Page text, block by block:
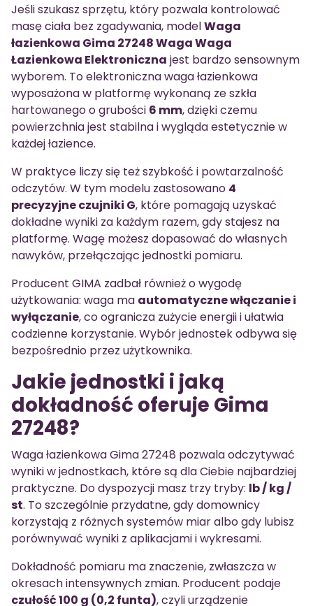
Jeśli szukasz sprzętu, który pozwala kontrolować
masę ciała bez zgadywania, modelWaga
łazienkowa Gima 27248 Waga Waga
Łazienkowa Elektroniczna jest bardzo sensownym
wyborem. To elektroniczna waga łazienkowa
wyposażona w platformę wykonaną ze szkła
hartowanego o grubości 6 mm, dzięki czemu
powierzchnia jest stabilna i wygląda estetycznie w
każdej łazience.
W praktyce liczy się też szybkość i powtarzalność
odczytów. W tym modelu zastosowano 4
precyzyjne czujniki G, które pomagają uzyskać
dokładne wyniki za każdym razem, gdy stajesz na
platformę. Wagę możesz dopasować do własnych
nawyków, przełączając jednostki pomiaru.
Producent GIMA zadbał również o wygodę
użytkowania: waga ma automatyczne włączanie i
wyłączanie, co ogranicza zużycie energii i ułatwia
codzienne korzystanie. Wybór jednostek odbywa się
bezpośrednio przez użytkownika.
Jakie jednostki i jaką
dokładność oferuje Gima
27248?
Waga łazienkowa Gima 27248 pozwala odczytywać
wyniki w jednostkach, które są dla Ciebie najbardziej
praktyczne. Do dyspozycji masz trzy tryby: lb / kg /
st. To szczególnie przydatne, gdy domownicy
korzystają z różnych systemów miar albo gdy lubisz
porównywać wyniki z aplikacjami i wykresami.
Dokładność pomiaru ma znaczenie, zwłaszcza w
okresach intensywnych zmian. Producent podaje
czułość 100 g (0,2 funta), czyli urządzenie